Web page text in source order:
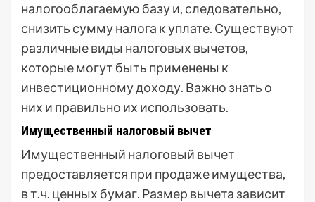
налогооблагаемую базу и, следовательно,
снизить сумму налога к уплате. Существуют
различные виды налоговых вычетов,
которые могут быть применены к
инвестиционному доходу. Важно знать о
них и правильно их использовать.
Имущественный налоговый вычет
Имущественный налоговый вычет
предоставляется при продаже имущества,
в т.ч. ценных бумаг. Размер вычета зависит